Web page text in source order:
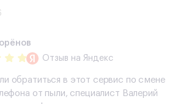
Отзыв на Яндекс
обратиться в этот сервис по смене
от пыли, специалист Валерий